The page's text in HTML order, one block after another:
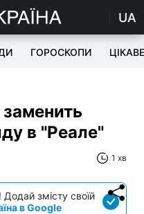
UA
ГОРОСКОПИ ЦІКАВЕ
в "Реале"
1 хв
змісту своїй
в Google